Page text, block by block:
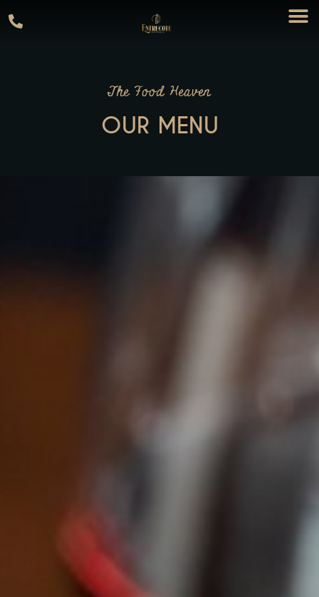
The Food Heaven
OUR MENU